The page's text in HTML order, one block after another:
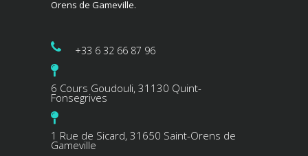
Orens de Gameville.
+33 6 32 66 87 96
6 Cours Goudouli, 31130 Quint-
Fonsegrives
1 Rue de Sicard, 31650 Saint-Orens de
Gameville